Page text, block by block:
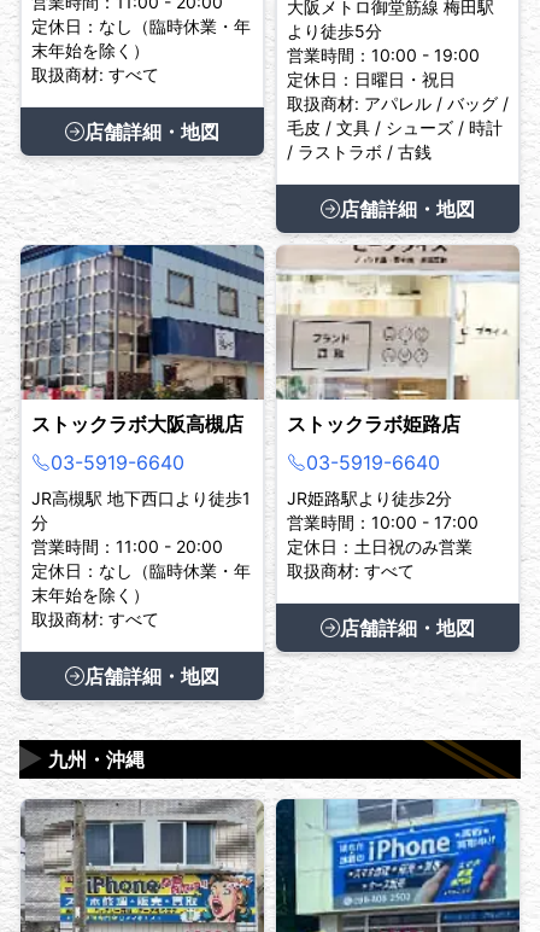
定休日：なし（臨時休業・年
末年始を除く）
取扱商材: すべて
店舗詳細・地図
大阪メトロ御堂筋線 梅田駅
より徒歩5分
営業時間：10:00 - 19:00
定休日：日曜日・祝日
取扱商材: アパレル / バッグ /
毛皮 / 文具 / シューズ / 時計
/ ラストラボ / 古銭
店舗詳細・地図
ストックラボ大阪高槻店
03-5919-6640
JR高槻駅 地下西口より徒歩1
分
営業時間：11:00 - 20:00
定休日：なし（臨時休業・年
末年始を除く）
取扱商材: すべて
店舗詳細・地図
ストックラボ姫路店
03-5919-6640
JR姫路駅より徒歩2分
営業時間：10:00 - 17:00
定休日：土日祝のみ営業
取扱商材: すべて
店舗詳細・地図
九州・沖縄
▶